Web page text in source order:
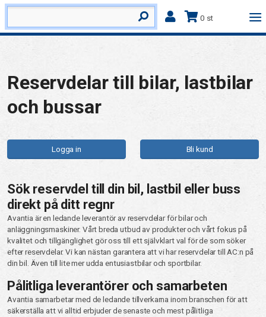
0 st
Reservdelar till bilar, lastbilar
och bussar
Logga in Bli kund
Sök reservdel till din bil, lastbil eller buss
direkt på ditt regnr
Avantia är en ledande leverantör av reservdelar för bilar och
anläggningsmaskiner. Vårt breda utbud av produkter och vårt fokus på
kvalitet och tillgänglighet gör oss till ett självklart val för de som söker
efter reservdelar. Vi kan nästan garantera att vi har reservdelar till AC:n på
din bil. Även till lite mer udda entusiastbilar och sportbilar.
Pålitliga leverantörer och samarbeten
Avantia samarbetar med de ledande tillverkarna inom branschen för att
säkerställa att vi alltid erbjuder de senaste och mest pålitliga